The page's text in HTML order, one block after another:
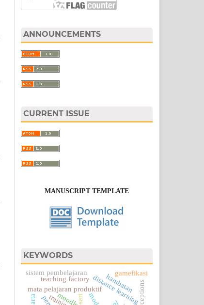
ANNOUNCEMENTS
CURRENT ISSUE
MANUSCRIPT TEMPLATE
KEYWORDS
moodle
mata pelajaran produktifdistance learning
hambatan
teaching factory
gamefikasi
sistem pembelajaran